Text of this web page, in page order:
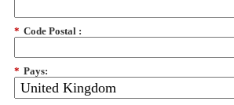
* Code Postal :
* Pays: